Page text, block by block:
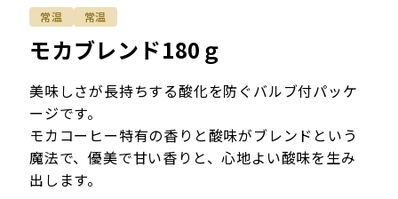
モカブレンド180ｇ
美味しさが長持ちする酸化を防ぐバルブ付パッケ
ージです。
モカコーヒー特有の香りと酸味がブレンドという
魔法で、優美で甘い香りと、心地よい酸味を生み
出します。
常温 常温